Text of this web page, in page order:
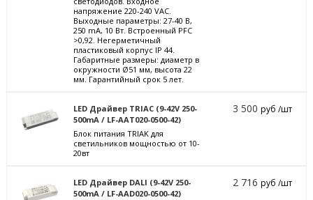
напряжение 220-240 VAC.
Выходные параметры: 27-40 В,
250 mА, 10 Вт. Встроенный PFC
>0,92. Негерметичный
пластиковый корпус IP 44.
Габаритные размеры: диаметр в
окружности Ø51 мм, высота 22
мм. Гарантийный срок 5 лет.
LED Драйвер TRIAC (9-42V 250-
500mA / LF-AAT020-0500-42)
Блок питания TRIAK для
светильников мощностью от 10-
20вт
3 500руб /шт
LED Драйвер DALI (9-42V 250-
500mA / LF-AAD020-0500-42)
2 716руб /шт